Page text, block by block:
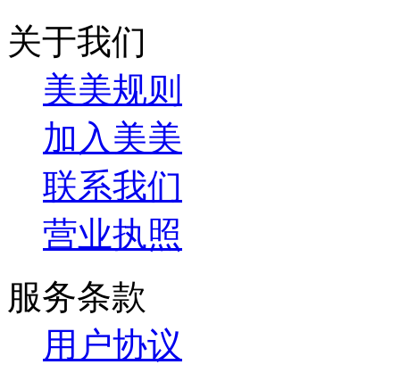
关于我们
美美规则
加入美美
联系我们
营业执照
服务条款
用户协议